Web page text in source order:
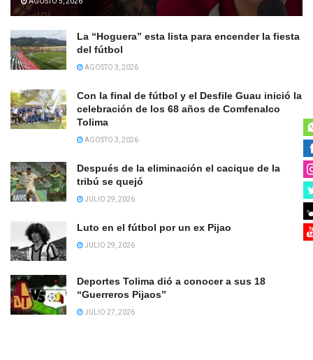
La “Hoguera” esta lista para encender la fiesta
del fútbol
AGOSTO 3, 2026
Con la final de fútbol y el Desfile Guau inició la
celebración de los 68 años de Comfenalco
Tolima
AGOSTO 3, 2026
Después de la eliminación el cacique de la
tribú se quejó
JULIO 29, 2026
Luto en el fútbol por un ex Pijao
JULIO 29, 2026
Deportes Tolima dió a conocer a sus 18
“Guerreros Pijaos”
JULIO 27, 2026